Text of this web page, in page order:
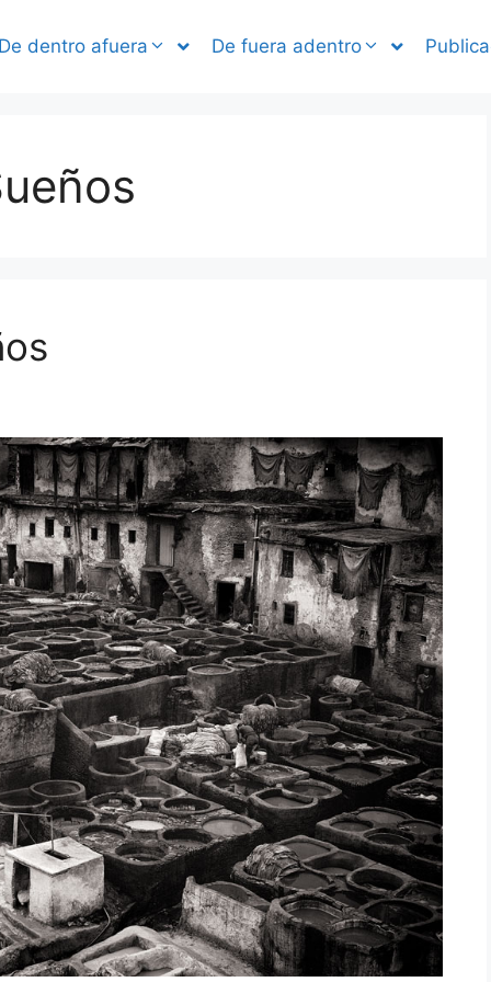
dentro afuera De fuera adentro